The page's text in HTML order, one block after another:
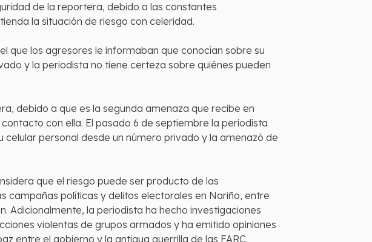
de la reportera, debido a las constantes
la situación de riesgo con celeridad.
que los agresores le informaban que conocían sobre su
y la periodista no tiene certeza sobre quiénes pueden
debido a que es la segunda amenaza que recibe en
con ella. El pasado 6 de septiembre la periodista
personal desde un número privado y la amenazó de
que el riesgo puede ser producto de las
campañas políticas y delitos electorales en Nariño, entre
Adicionalmente, la periodista ha hecho investigaciones
violentas de grupos armados y ha emitido opiniones
entre el gobierno y la antigua guerrilla de las FARC.